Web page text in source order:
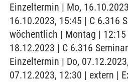
Einzeltermin | Mo,
16.10.2023, 15:45 | C 6.316
wöchentlich | Montag |
18.12.2023 | C 6.316
Einzeltermin | Do,
07.12.2023, 12:30 | extern |